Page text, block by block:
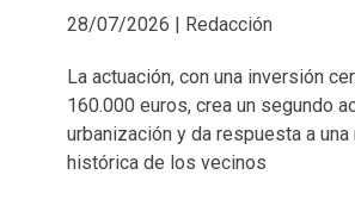
28/07/2026 | Redacción
La actuación, con una inversión
160.000 euros, crea un segundo
urbanización y da respuesta a
histórica de los vecinos